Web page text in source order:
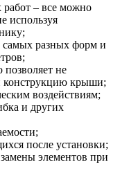
– все можно
используя
самых разных форм и
позволяет не
конструкцию крыши;
воздействиям;
и других
после установки;
элементов при